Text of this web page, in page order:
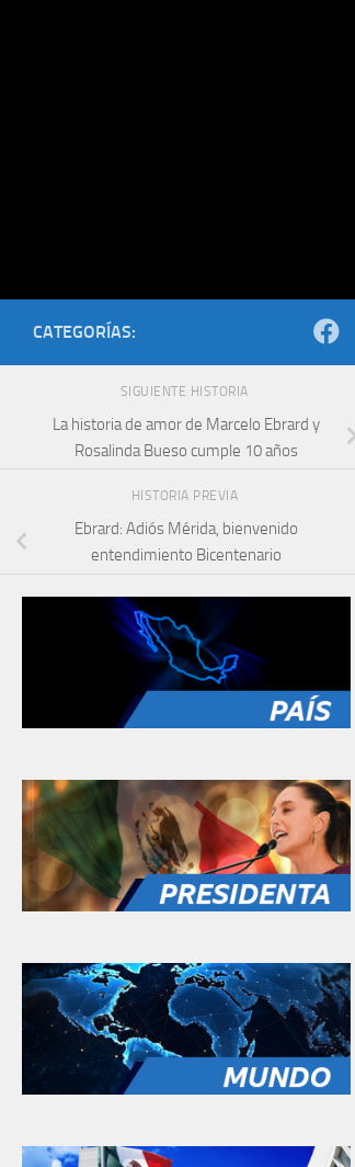
CATEGORÍAS:
SIGUIENTE HISTORIA
La historia de amor de Marcelo Ebrard y
Rosalinda Bueso cumple 10 años
HISTORIA PREVIA
Ebrard: Adiós Mérida, bienvenido
entendimiento Bicentenario